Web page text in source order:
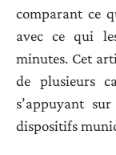
comparant ce
avec ce qui
minutes. Cet
de plusieurs
s’appuyant
dispositifs